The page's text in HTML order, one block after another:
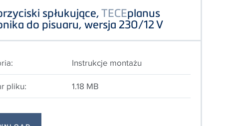
spłukujące,TECEplanus
do pisuaru, wersja 230/12 V
Instrukcje montażu
pliku:
1.18 MB